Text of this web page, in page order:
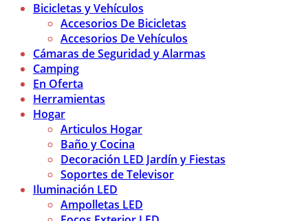
Bicicletas y Vehículos
Accesorios De Bicicletas
Accesorios De Vehículos
Cámaras de Seguridad y Alarmas
Camping
En Oferta
Herramientas
Hogar
Articulos Hogar
Baño y Cocina
Decoración LED Jardín y Fiestas
Soportes de Televisor
Iluminación LED
Ampolletas LED